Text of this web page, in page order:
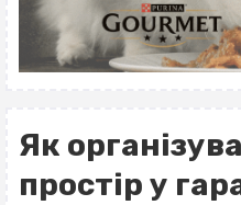
Як
простір у